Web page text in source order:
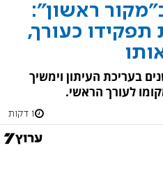
ראשון":
תפקידו כעורך,
בעריכת העיתון וימשיך
לעורך הראשי.
1 דקות